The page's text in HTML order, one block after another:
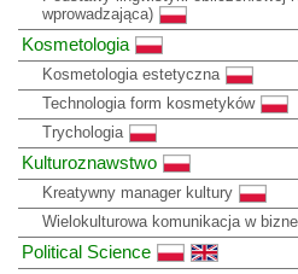
wprowadzająca)
Kosmetologia
Kosmetologia estetyczna
Technologia form kosmetyków
Trychologia
Kulturoznawstwo
Kreatywny manager kultury
Wielokulturowa komunikacja w
Political Science